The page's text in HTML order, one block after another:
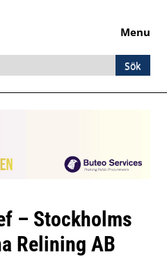
Menu
– Stockholms
Relining AB